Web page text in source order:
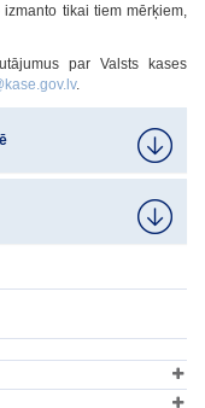
tikai tiem mērķiem,
par Valsts kases
.